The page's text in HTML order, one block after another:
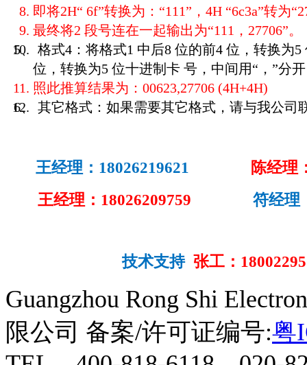
即将2H“ 6f”转换为：“111”，4H “6c3a”转为
最终将2 段号连在一起输出为“111，27706”。
5、 格式4：将格式1 中后8 位的前4 位，转换为
位，转换为5 位十进制卡 号，中间用“，”分开
照此推算结果为：00623,27706 (4H+4H)
6、 其它格式：如果需要其它格式，请与我公司
王经理：18026219621
陈经理
王经理：18026209759
符经理：
技术支持 张工：
Guangzhou Rong Shi
限公司 备案/许可证编号:粤